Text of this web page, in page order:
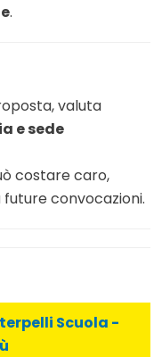
.
valuta
e sede
costare caro,
convocazioni.
Scuola -